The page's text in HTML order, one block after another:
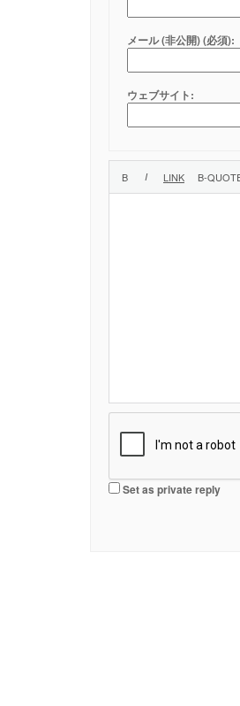
メール (非公開) (必須):
ウェブサイト:
Set as private reply